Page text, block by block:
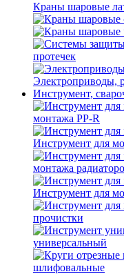
Краны шаровые
протечек
Электроприводы,
Инструмент,
монтажа PP-R
Инструмент для
монтажа
Инструмент для
прочистки
универсальный
шлифовальные